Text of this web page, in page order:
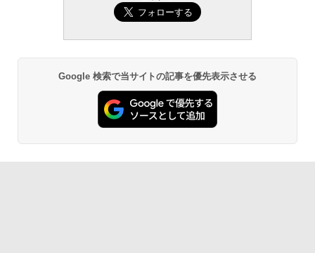
Google 検索で当サイトの記事を優先表示させる